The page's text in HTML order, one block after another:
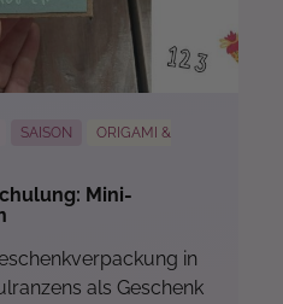
SAISON
ORIGAMI &
Mini-
in
als Geschenk